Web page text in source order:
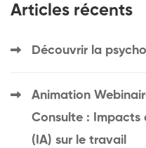
Articles récents
Découvrir la
Animation
Consulte : Impacts
(IA) sur le travail